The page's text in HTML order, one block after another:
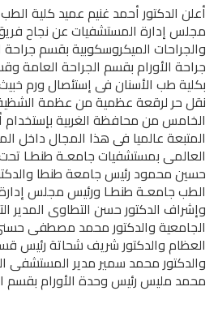
أعلن الدكتور أحمد غنيم عميد كلية
مجلس إدارة المستشفيات عن نجاح
والجراحات الميكروسكوبية بقسم
جراحة الأورام بقسم الجراحة العامة
بكلية طب الأسنان فى إستئصال ورم
نقل حر لرقعة عظمية من عظمة
الخامس من محافظة الغربية بإستخدام
المتبعة عالميا فى هذا المجال داخل
العالمى بمستشفيات جامعـة طنطـا
حسين محمود رئيس جامعة طنطا
الطب جامعـة طنطـا ورئيس مجلس
وإشراف الدكتور حسن التطاوى المدير
الجامعية والدكتور محمد مصطفى
العظام والدكتور شريف شحاتة رئيس
والدكتور محمد سمير مدير المستشفى
محمد مليس رئيس وحدة الأورام بقسم